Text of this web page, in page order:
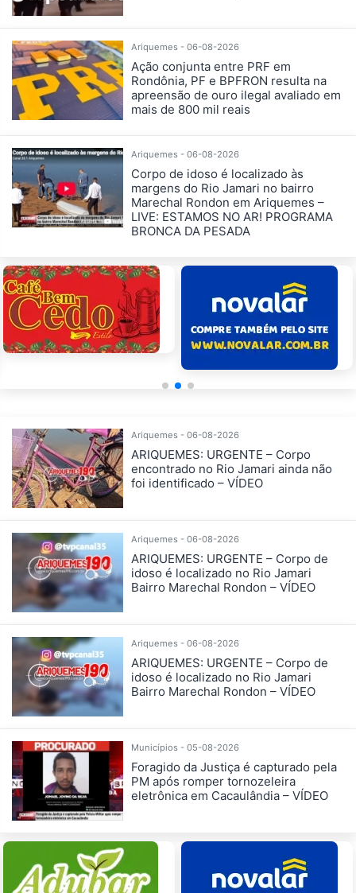
Ariquemes - 06-08-2026
Ação conjunta entre PRF em
Rondônia, PF e BPFRON resulta na
apreensão de ouro ilegal avaliado em
mais de 800 mil reais
Ariquemes - 06-08-2026
Corpo de idoso é localizado às
margens do Rio Jamari no bairro
Marechal Rondon em Ariquemes –
LIVE: ESTAMOS NO AR! PROGRAMA
BRONCA DA PESADA
Ariquemes - 06-08-2026
ARIQUEMES: URGENTE – Corpo
encontrado no Rio Jamari ainda não
foi identificado – VÍDEO
Ariquemes - 06-08-2026
ARIQUEMES: URGENTE – Corpo de
idoso é localizado no Rio Jamari
Bairro Marechal Rondon – VÍDEO
Ariquemes - 06-08-2026
ARIQUEMES: URGENTE – Corpo de
idoso é localizado no Rio Jamari
Bairro Marechal Rondon – VÍDEO
Municípios - 05-08-2026
Foragido da Justiça é capturado pela
PM após romper tornozeleira
eletrônica em Cacaulândia – VÍDEO